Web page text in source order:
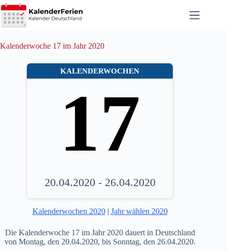
Zum
Inhalt
springen
Kalenderwoche 17 im Jahr 2020
KALENDERWOCHEN
17
20.04.2020 - 26.04.2020
Kalenderwochen 2020| Jahr wählen 2020
Die Kalenderwoche 17 im Jahr 2020 dauert in Deutschland
von Montag, den 20.04.2020, bis Sonntag, den 26.04.2020.